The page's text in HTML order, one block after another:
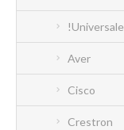
!Universale
Aver
Cisco
Crestron